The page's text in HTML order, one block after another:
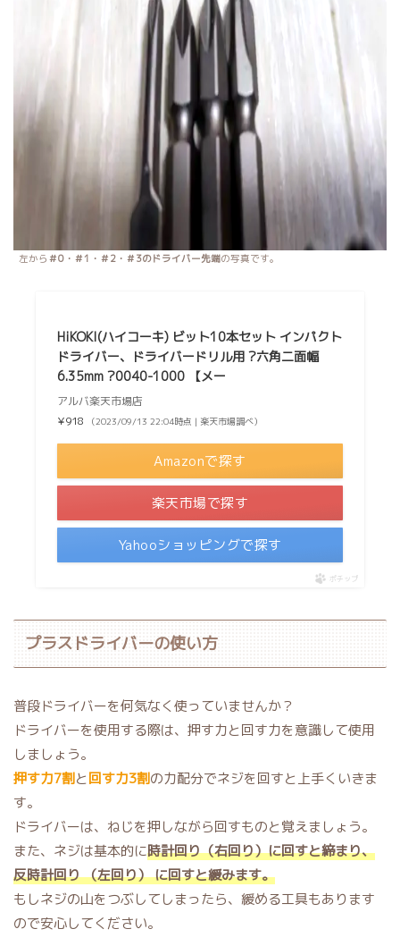
左から ＃0・＃1・＃2・＃3のドライバー先端の写真です。
HiKOKI(ハイコーキ) ビット10本セット インパクト
ドライバー、ドライバードリル用 ?六角二面幅
6.35mm ?0040-1000 【メー
アルバ楽天市場店
¥918
（2023/09/13 22:04時点 | 楽天市場調べ）
Amazonで探す
楽天市場で探す
Yahooショッピングで探す
ポチップ
プラスドライバーの使い方
普段ドライバーを何気なく使っていませんか？
ドライバーを使用する際は、押す力と回す力を意識して使用
しましょう。
押す力7割と回す力3割の力配分でネジを回すと上手くいきま
す。
ドライバーは、ねじを押しながら回すものと覚えましょう。
また、ネジは基本的に時計回り（右回り）に回すと締まり、
反時計回り （左回り） に回すと緩みます。
もしネジの山をつぶしてしまったら、緩める工具もあります
ので安心してください。